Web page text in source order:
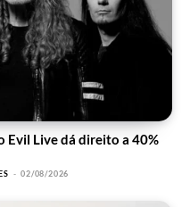
Evil Live dá direito a 40%
- 02/08/2026